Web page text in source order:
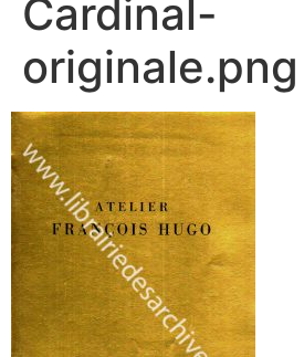
Cardinal-
originale.png